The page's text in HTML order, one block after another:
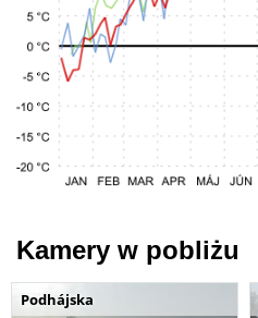
Kamery w pobliżu
Podhájska